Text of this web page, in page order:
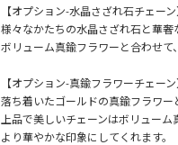
【オプション-水晶さざれ石チェーン
様々なかたちの水晶さざれ石と華奢
ボリューム真鍮フラワーと合わせて
【オプション-真鍮フラワーチェーン
落ち着いたゴールドの真鍮フラワー
上品で美しいチェーンはボリューム
より華やかな印象にしてくれます。